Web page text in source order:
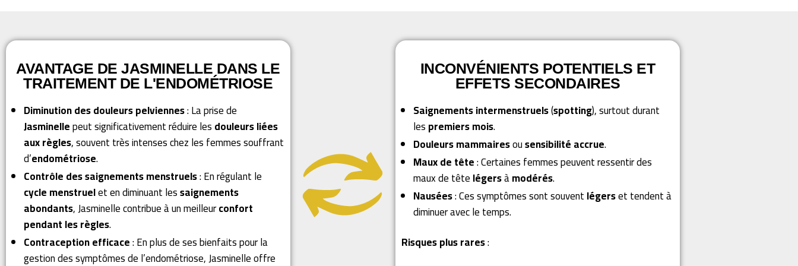
AVANTAGE DE JASMINELLE DANS LE
TRAITEMENT DE L'ENDOMÉTRIOSE
Diminution des douleurs pelviennes: La prise de
Jasminellepeut significativement réduire lesdouleurs liées
aux règles, souvent très intenses chez les femmes souffrant
d’endométriose.
Contrôle des saignements menstruels: En régulant le
cycle menstruelet en diminuant lessaignements
abondants, Jasminelle contribue à un meilleurconfort
pendant les règles.
Contraception efficace: En plus de ses bienfaits pour la
gestion des symptômes de l’endométriose, Jasminelle offre
INCONVÉNIENTS POTENTIELS ET
EFFETS SECONDAIRES
Saignements intermenstruels(spotting), surtout durant
lespremiers mois.
Douleurs mammairesousensibilité accrue.
Maux de tête: Certaines femmes peuvent ressentir des
maux de têtelégersàmodérés.
Nausées: Ces symptômes sont souventlégerset tendent à
diminuer avec le temps.
Risques plus rares: